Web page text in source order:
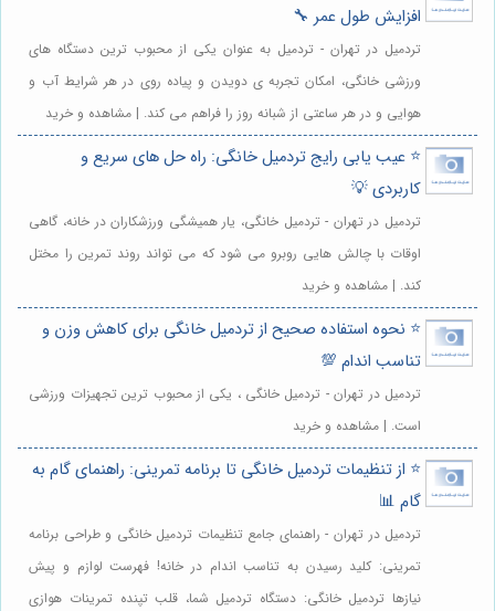
افزایش طول عمر 🔧
تردمیل در تهران - تردمیل به عنوان یکی از محبوب ترین دستگاه های
ورزشی خانگی، امکان تجربه ی دویدن و پیاده روی در هر شرایط آب و
هوایی و در هر ساعتی از شبانه روز را فراهم می کند. | مشاهده و خرید
⭐️ عیب یابی رایج تردمیل خانگی: راه حل های سریع و
کاربردی 💡
تردمیل در تهران - تردمیل خانگی، یار همیشگی ورزشکاران در خانه، گاهی
اوقات با چالش هایی روبرو می شود که می تواند روند تمرین را مختل
کند. | مشاهده و خرید
⭐️ نحوه استفاده صحیح از تردمیل خانگی برای کاهش وزن و
تناسب اندام 💯
تردمیل در تهران - تردمیل خانگی ، یکی از محبوب ترین تجهیزات ورزشی
است. | مشاهده و خرید
⭐️ از تنظیمات تردمیل خانگی تا برنامه تمرینی: راهنمای گام به
گام 📊
تردمیل در تهران - راهنمای جامع تنظیمات تردمیل خانگی و طراحی برنامه
تمرینی: کلید رسیدن به تناسب اندام در خانه! فهرست لوازم و پیش
نیازها تردمیل خانگی: دستگاه تردمیل شما، قلب تپنده تمرینات هوازی